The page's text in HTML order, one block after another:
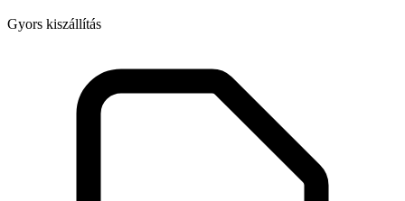
Gyors kiszállítás